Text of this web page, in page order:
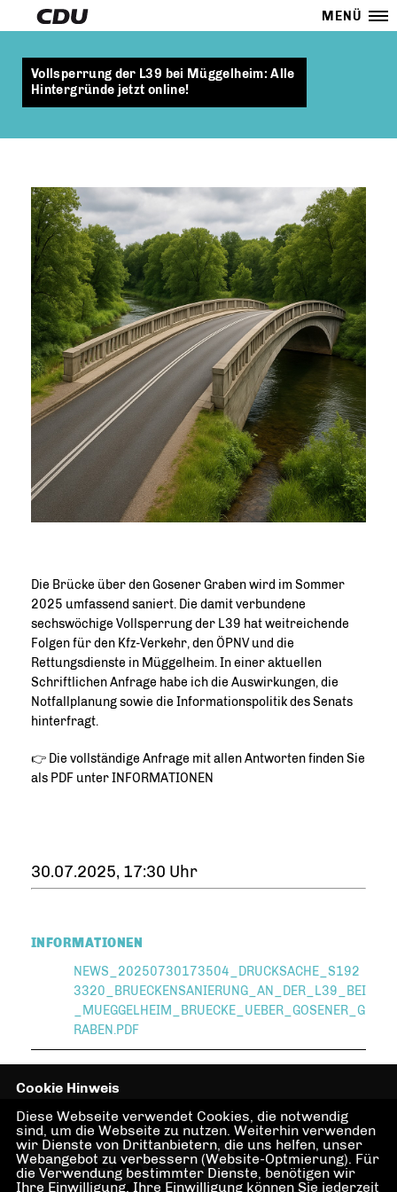
MENÜ
Vollsperrung der L39 bei Müggelheim: Alle
Hintergründe jetzt online!
Die Brücke über den Gosener Graben wird im Sommer
2025 umfassend saniert. Die damit verbundene
sechswöchige Vollsperrung der L39 hat weitreichende
Folgen für den Kfz-Verkehr, den ÖPNV und die
Rettungsdienste in Müggelheim. In einer aktuellen
Schriftlichen Anfrage habe ich die Auswirkungen, die
Notfallplanung sowie die Informationspolitik des Senats
hinterfragt.
👉 Die vollständige Anfrage mit allen Antworten finden Sie
als PDF unter INFORMATIONEN
30.07.2025, 17:30 Uhr
INFORMATIONEN
NEWS_20250730173504_DRUCKSACHE_S192
3320_BRUECKENSANIERUNG_AN_DER_L39_BEI
_MUEGGELHEIM_BRUECKE_UEBER_GOSENER_G
RABEN.PDF
Cookie Hinweis
Diese Webseite verwendet Cookies, die notwendig
sind, um die Webseite zu nutzen. Weiterhin verwenden
wir Dienste von Drittanbietern, die uns helfen, unser
Webangebot zu verbessern (Website-Optmierung). Für
die Verwendung bestimmter Dienste, benötigen wir
Ihre Einwilligung. Ihre Einwilligung können Sie jederzeit